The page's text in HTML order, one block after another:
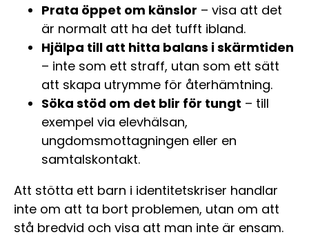
Prata öppet om känslor – visa att det
är normalt att ha det tufft ibland.
Hjälpa till att hitta balans i skärmtiden
– inte som ett straff, utan som ett sätt
att skapa utrymme för återhämtning.
Söka stöd om det blir för tungt – till
exempel via elevhälsan,
ungdomsmottagningen eller en
samtalskontakt.
Att stötta ett barn i identitetskriser handlar
inte om att ta bort problemen, utan om att
stå bredvid och visa att man inte är ensam.